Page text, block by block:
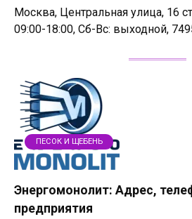
Москва, Центральная улица, 16
09:00-18:00, Сб-Вс: выходной,
ПЕСОК И ЩЕБЕНЬ
Энергомонолит: Адрес,
предприятия